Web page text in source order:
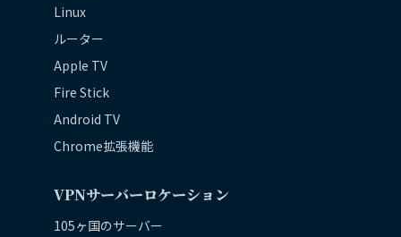
Linux
ルーター
Apple TV
Fire Stick
Android TV
Chrome拡張機能
VPNサーバーロケーション
105ヶ国のサーバー